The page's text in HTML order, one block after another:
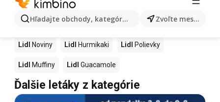
Hľadajte obchody, kategórie, produkty... Zvoľte mesto
Ďalšie produkty v obchodoch Lidl
Lidl Kapor Ashwagandha Nintendo Switch
Lidl Noviny Lidl Hurmikaki Lidl Polievky
Lidl Muffiny Lidl Guacamole
Ďalšie letáky z kategórie